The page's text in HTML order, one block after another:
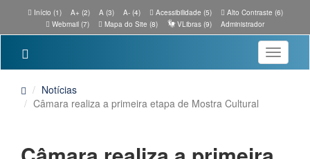
Início (1) A+ (2) A (3) A- (4) Acessibilidade (5)
Alto Contraste (6)
Webmail (7)
Mapa do Site (8) VLibras (9) Administrador
Toggle
Notícias
Câmara realiza a primeira etapa de Mostra Cultural